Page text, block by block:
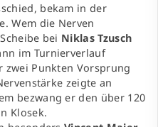
bekam in der
Wem die Nerven
bei Niklas Tzusch
im Turnierverlauf
zwei Punkten Vorsprung
zeigte an
bezwang er den über 120
Klosek.